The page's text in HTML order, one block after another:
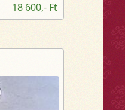
18 600,- Ft